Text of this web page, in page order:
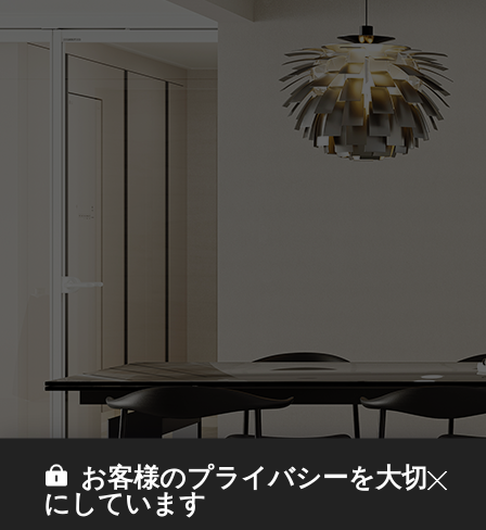
お客様のプライバシーを大切
にしています